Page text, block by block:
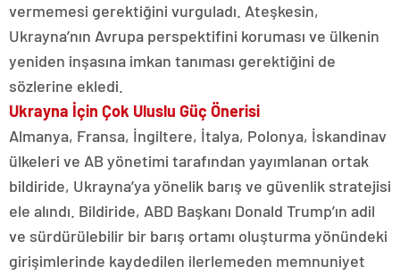
vermemesi gerektiğini vurguladı. Ateşkesin,
Ukrayna’nın Avrupa perspektifini koruması ve ülkenin
yeniden inşasına imkan tanıması gerektiğini de
sözlerine ekledi.
Ukrayna İçin Çok Uluslu Güç Önerisi
Almanya, Fransa, İngiltere, İtalya, Polonya, İskandinav
ülkeleri ve AB yönetimi tarafından yayımlanan ortak
bildiride, Ukrayna’ya yönelik barış ve güvenlik stratejisi
ele alındı. Bildiride, ABD Başkanı Donald Trump’ın adil
ve sürdürülebilir bir barış ortamı oluşturma yönündeki
girişimlerinde kaydedilen ilerlemeden memnuniyet